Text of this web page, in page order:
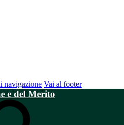
navigazione Vai al footer
e del Merito